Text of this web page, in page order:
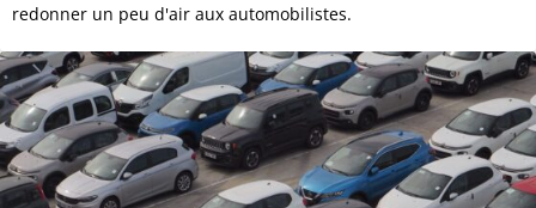
redonner un peu d'air aux automobilistes.